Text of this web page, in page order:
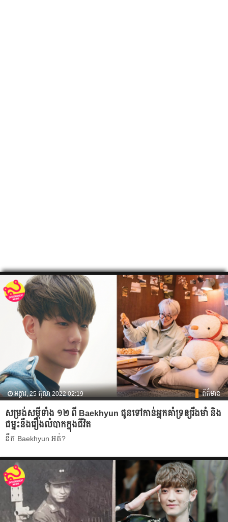
អង្គារ, 25 តុលា 2022 02:19 ព័ត៌មាន
សម្រង់សម្ដីទាំង ១២ ពី Baekhyun ជូនទៅកាន់អ្នកគាំទ្រឲ្យរឹងមាំ និង
ជម្នះនឹងរឿងលំបាកក្នុងជីវិត
នឹក Baekhyun អត់?